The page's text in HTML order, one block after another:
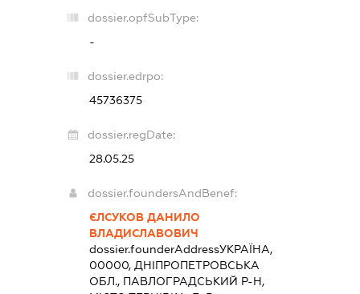
dossier.opfSubType:
-
dossier.edrpo:
45736375
dossier.regDate:
28.05.25
dossier.foundersAndBenef:
ЄЛСУКОВ ДАНИЛО
ВЛАДИСЛАВОВИЧ
dossier.founderAddressУКРАЇНА,
00000, ДНІПРОПЕТРОВСЬКА
ОБЛ., ПАВЛОГРАДСЬКИЙ Р-Н,